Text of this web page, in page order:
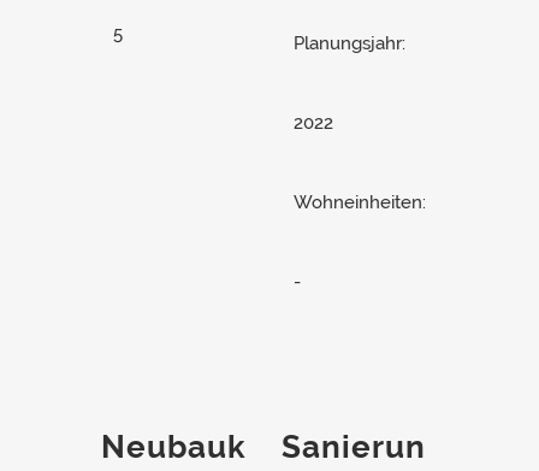
5 Planungsjahr:
2022
Wohneinheiten:
-
Neubauk
Sanierun